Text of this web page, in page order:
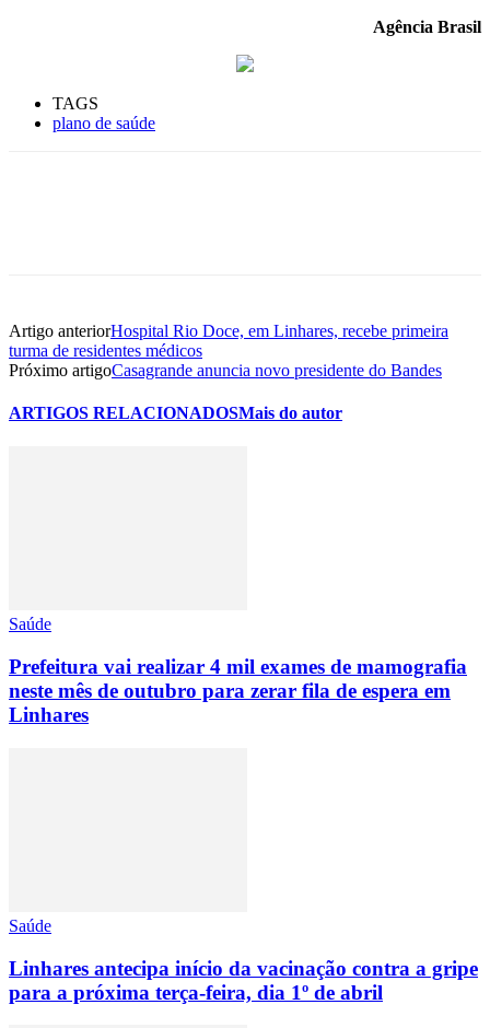
Agência Brasil
TAGS
plano de saúde
Artigo anteriorHospital Rio Doce, em Linhares, recebe primeira
turma de residentes médicos
Próximo artigoCasagrande anuncia novo presidente do Bandes
ARTIGOS RELACIONADOSMais do autor
Saúde
Prefeitura vai realizar 4 mil exames de mamografia
neste mês de outubro para zerar fila de espera em
Linhares
Saúde
Linhares antecipa início da vacinação contra a gripe
para a próxima terça-feira, dia 1º de abril